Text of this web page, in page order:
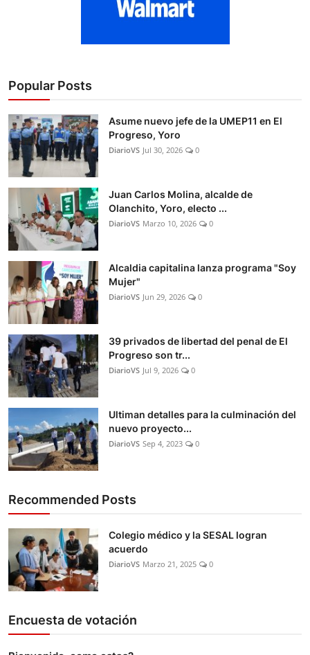
Popular Posts
Asume nuevo jefe de la UMEP11 en El
Progreso, Yoro
DiarioVS Jul 30, 2026 0
Juan Carlos Molina, alcalde de
Olanchito, Yoro, electo ...
DiarioVS Marzo 10, 2026 0
Alcaldia capitalina lanza programa "Soy
Mujer"
DiarioVS Jun 29, 2026 0
39 privados de libertad del penal de El
Progreso son tr...
DiarioVS Jul 9, 2026 0
Ultiman detalles para la culminación del
nuevo proyecto...
DiarioVS Sep 4, 2023 0
Recommended Posts
Colegio médico y la SESAL logran
acuerdo
DiarioVS Marzo 21, 2025 0
Encuesta de votación